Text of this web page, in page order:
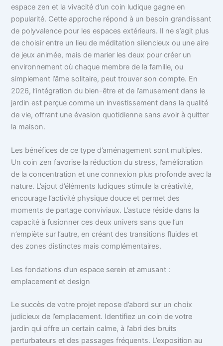
espace zen et la vivacité d’un coin ludique gagne en
popularité. Cette approche répond à un besoin grandissant
de polyvalence pour les espaces extérieurs. Il ne s’agit plus
de choisir entre un lieu de méditation silencieux ou une aire
de jeux animée, mais de marier les deux pour créer un
environnement où chaque membre de la famille, ou
simplement l’âme solitaire, peut trouver son compte. En
2026, l’intégration du bien-être et de l’amusement dans le
jardin est perçue comme un investissement dans la qualité
de vie, offrant une évasion quotidienne sans avoir à quitter
la maison.
Les bénéfices de ce type d’aménagement sont multiples.
Un coin zen favorise la réduction du stress, l’amélioration
de la concentration et une connexion plus profonde avec la
nature. L’ajout d’éléments ludiques stimule la créativité,
encourage l’activité physique douce et permet des
moments de partage conviviaux. L’astuce réside dans la
capacité à fusionner ces deux univers sans que l’un
n’empiète sur l’autre, en créant des transitions fluides et
des zones distinctes mais complémentaires.
Les fondations d’un espace serein et amusant :
emplacement et design
Le succès de votre projet repose d’abord sur un choix
judicieux de l’emplacement. Identifiez un coin de votre
jardin qui offre un certain calme, à l’abri des bruits
perturbateurs et des passages fréquents. L’exposition au